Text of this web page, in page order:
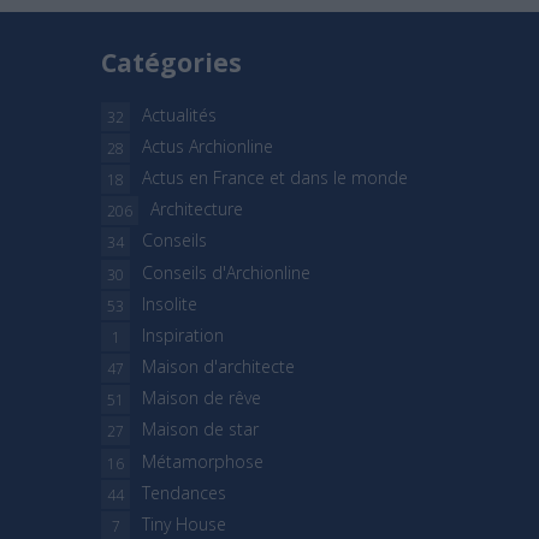
Catégories
Actualités
32
Actus Archionline
28
Actus en France et dans le monde
18
Architecture
206
Conseils
34
Conseils d'Archionline
30
Insolite
53
Inspiration
1
Maison d'architecte
47
Maison de rêve
51
Maison de star
27
Métamorphose
16
Tendances
44
Tiny House
7